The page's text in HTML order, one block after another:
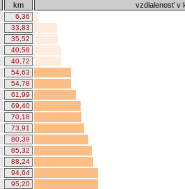
km
vzdialenosť v
6,36
33,83
35,52
40,58
40,72
54,63
54,78
61,99
69,40
70,18
73,91
80,39
85,32
88,24
94,64
95,20